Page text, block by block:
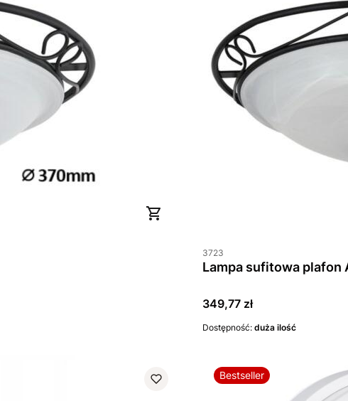
3723
Lampa sufitowa plafon
Cena
349,77 zł
Dostępność: duża ilość
Bestseller